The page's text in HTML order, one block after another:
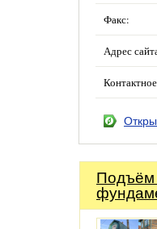
Факс:
Адрес
Подъём